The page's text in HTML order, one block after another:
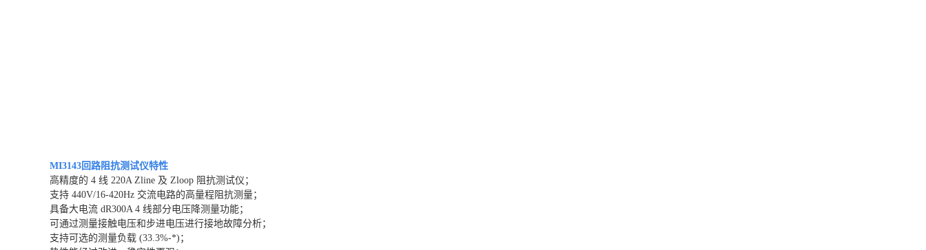
MI3143回路阻抗测试仪特性
高精度的 4 线 220A Zline 及 Zloop 阻抗测试仪；
支持 440V/16-420Hz 交流电路的高量程阻抗测量；
具备大电流 dR300A 4 线部分电压降测量功能；
可通过测量接触电压和步进电压进行接地故障分析；
支持可选的测量负载 (33.3%-*)；